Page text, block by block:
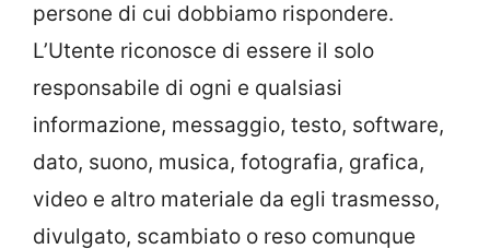
persone di cui dobbiamo rispondere.
L’Utente riconosce di essere il solo
responsabile di ogni e qualsiasi
informazione, messaggio, testo, software,
dato, suono, musica, fotografia, grafica,
video e altro materiale da egli trasmesso,
divulgato, scambiato o reso comunque